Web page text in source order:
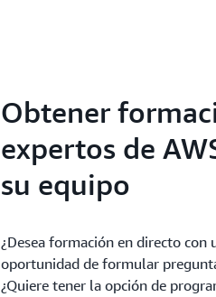
Obtener
expertos de
su equipo
¿Desea formación en directo con
oportunidad de formular
¿Quiere tener la opción de